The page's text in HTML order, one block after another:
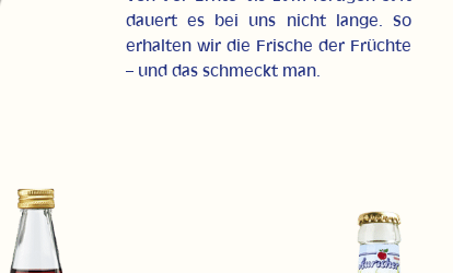
dauert es bei uns nicht lange. So
erhalten wir die Frische der Früchte
– und das schmeckt man.